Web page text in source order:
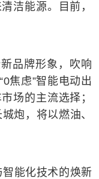
洁能源。目前，
品牌形象，吹响
焦虑”智能电动出
场的主流选择；
炮，将以燃油、
智能化技术的焕新